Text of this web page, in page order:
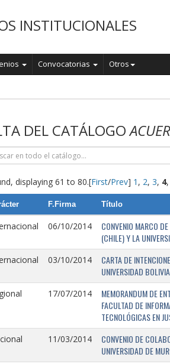
INSTITUCIONALES
Convocatorias Otros
DEL CATÁLOGO
displaying 61 to 80.[First/Prev] 1 , 2, 3, 4,
F.Firma Título
06/10/2014
CONVENIO MARCO
(CHILE) Y LA
03/10/2014
CARTA DE
UNIVERSIDAD
17/07/2014
MEMORANDUM DE
FACULTAD DE
TECNOLÓGICAS EN
11/03/2014
CONVENIO DE
UNIVERSIDAD DE